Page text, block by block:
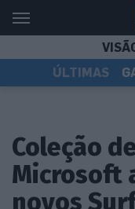
ÚLTIMAS
Coleção
Microsoft
novos